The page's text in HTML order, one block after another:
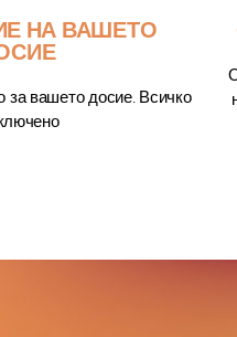
НА ВАШЕТО
за вашето досие. Всичко